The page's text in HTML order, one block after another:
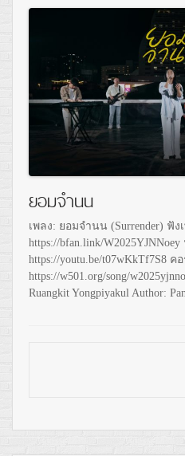
ยอมจำนน
เพลง: ยอมจำนน (Surrender) ฟัง
https://bfan.link/
https://youtu.be/t07wKkTf7S8 ค
https://w501.org/song/
Ruangkit Yongpiyakul Author: